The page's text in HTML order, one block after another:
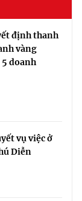
định thanh
vàng
doanh
vụ việc ở
Diễn